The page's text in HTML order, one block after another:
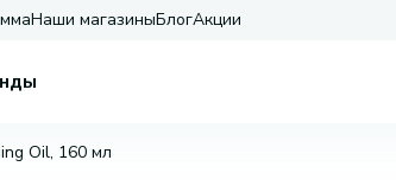
Наши магазиныБлогАкции
Oil, 160 мл